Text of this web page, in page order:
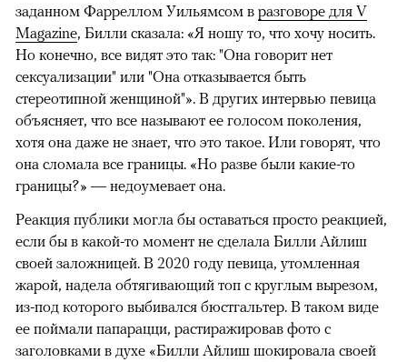
заданном Фарреллом Уильямсом в разговоре для V
Magazine, Билли сказала: «Я ношу то, что хочу носить.
Но конечно, все видят это так: "Она говорит нет
сексуализации" или "Она отказывается быть
стереотипной женщиной"». В других интервью певица
объясняет, что все называют ее голосом поколения,
хотя она даже не знает, что это такое. Или говорят, что
она сломала все границы. «Но разве были какие-то
границы?» — недоумевает она.
Реакция публики могла бы оставаться просто реакцией,
если бы в какой-то момент не сделала Билли Айлиш
своей заложницей. В 2020 году певица, утомленная
жарой, надела обтягивающий топ с круглым вырезом,
из-под которого выбивался бюстгальтер. В таком виде
ее поймали папарацци, растиражировав фото с
заголовками в духе «Билли Айлиш шокировала своей